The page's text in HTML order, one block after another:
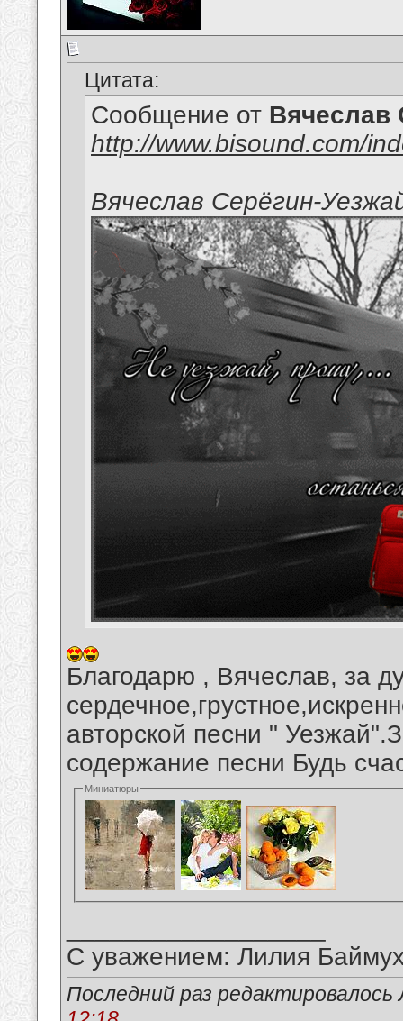
Цитата:
Сообщение от Вячеслав
http://www.bisound.com/
Вячеслав Серёгин-
Благодарю , Вячеслав, за
авторской песни "
содержание песни Будь
Миниатюры
С уважением: Лилия
Последний раз